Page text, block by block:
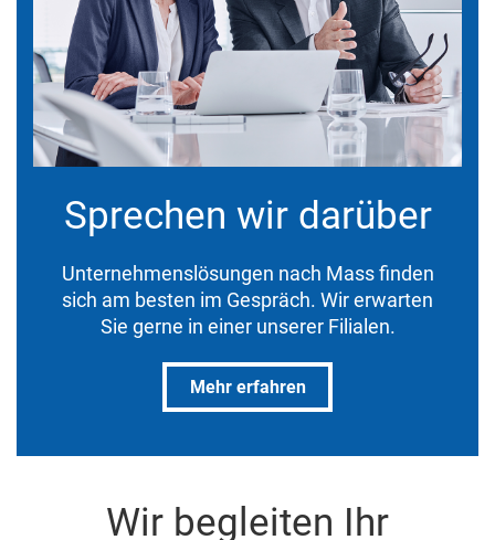
Sprechen wir darüber
Unternehmenslösungen nach Mass finden
sich am besten im Gespräch. Wir erwarten
Sie gerne in einer unserer Filialen.
Mehr erfahren
Wir begleiten Ihr